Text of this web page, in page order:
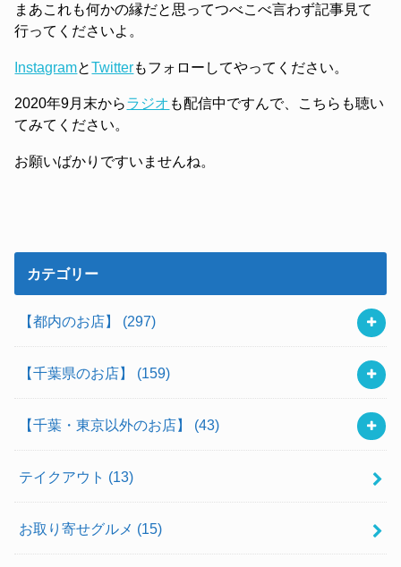
まあこれも何かの縁だと思ってつべこべ言わず記事見て
行ってくださいよ。
InstagramとTwitterもフォローしてやってください。
2020年9月末からラジオ も配信中ですんで、こちらも聴い
てみてください。
お願いばかりですいませんね。
カテゴリー
【都内のお店】 (297)
【千葉県のお店】 (159)
【千葉・東京以外のお店】 (43)
テイクアウト (13)
お取り寄せグルメ (15)